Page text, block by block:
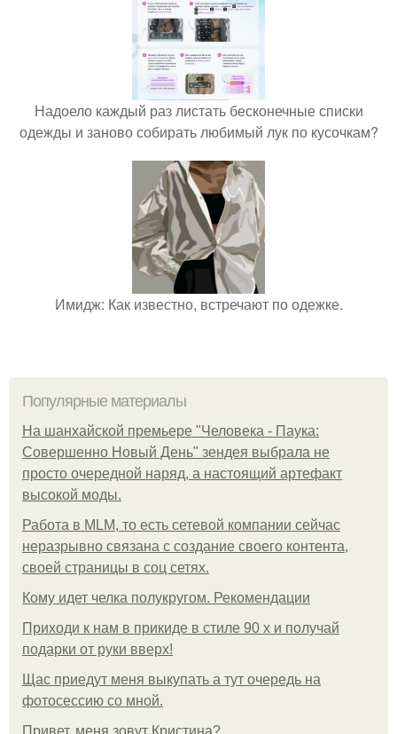
Надоело каждый раз листать бесконечные списки
одежды и заново собирать любимый лук по кусочкам?
Имидж: Как известно, встречают по одежке.
Популярные материалы
На шанхайской премьере "Человека - Паука:
Совершенно Новый День" зендея выбрала не
просто очередной наряд, а настоящий артефакт
высокой моды.
Работа в MLM, то есть сетевой компании сейчас
неразрывно связана с создание своего контента,
своей страницы в соц сетях.
Кому идет челка полукругом. Рекомендации
Приходи к нам в прикиде в стиле 90 х и получай
подарки от руки вверх!
Щас приедут меня выкупать а тут очередь на
фотосессию со мной.
Привет, меня зовут Кристина?